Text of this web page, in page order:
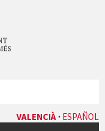
VALENCIÀ ESPAÑOL